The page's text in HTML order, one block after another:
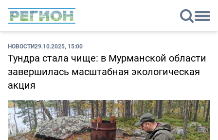
НОВОСТИ29.10.2025, 15:00
Тундра стала чище: в Мурманской области
завершилась масштабная экологическая
акция